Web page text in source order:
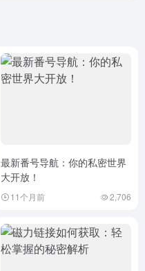
最新番号导航：你的私密世界
大开放！
11个月前 2,706